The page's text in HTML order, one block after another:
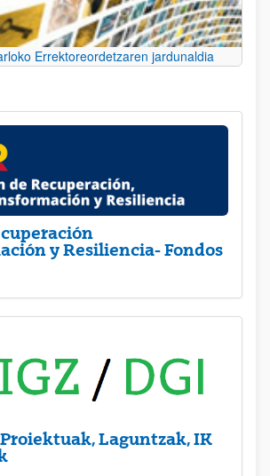
Errektoreordetzaren jardunaldia
y Resiliencia- Fondos
Laguntzak, IK